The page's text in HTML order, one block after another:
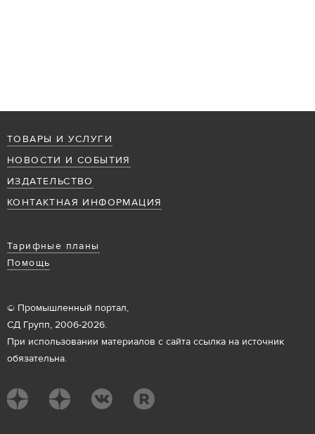
ТОВАРЫ И УСЛУГИ
НОВОСТИ И СОБЫТИЯ
ИЗДАТЕЛЬСТВО
КОНТАКТНАЯ ИНФОРМАЦИЯ
Тарифные планы
Помощь
© Промышленный портал,
СД Групп, 2006-2026.
При использовании материалов с сайта ссылка на источник
обязательна.